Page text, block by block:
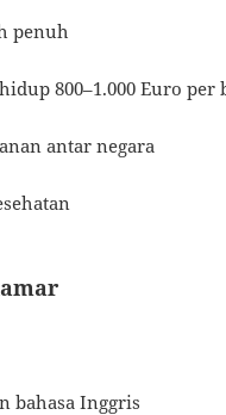
penuh
800–1.000 Euro per
antar negara
bahasa Inggris